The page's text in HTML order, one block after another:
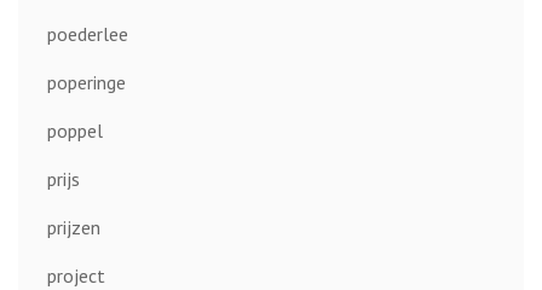
poederlee
poperinge
poppel
prijs
prijzen
project